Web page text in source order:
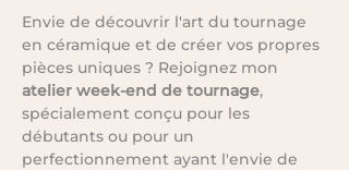
Envie de découvrir l'art du tournage
en céramique et de créer vos propres
pièces uniques ? Rejoignez mon
atelier week-end de tournage,
spécialement conçu pour les
débutants ou pour un
perfectionnement ayant l'envie de